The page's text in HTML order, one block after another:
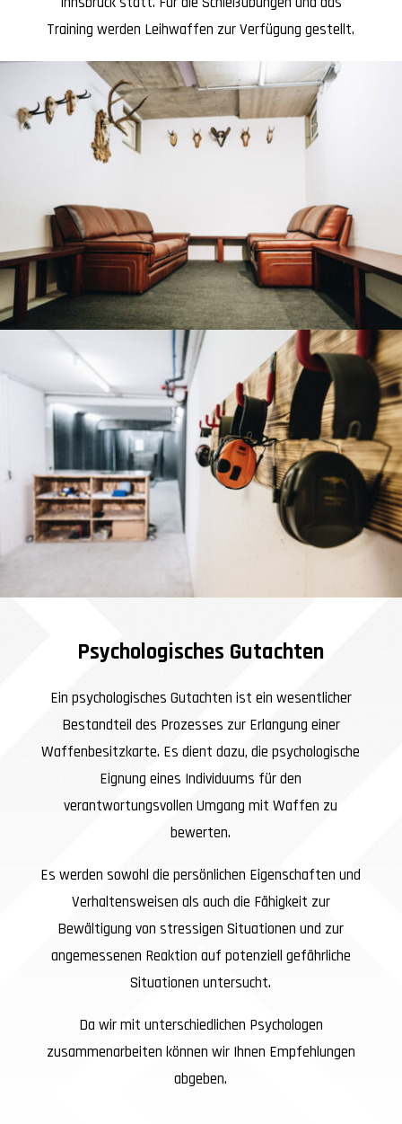
Training werden Leihwaffen zur Verfügung gestellt.
Psychologisches Gutachten
Ein psychologisches Gutachten ist ein wesentlicher
Bestandteil des Prozesses zur Erlangung einer
Waffenbesitzkarte. Es dient dazu, die psychologische
Eignung eines Individuums für den
verantwortungsvollen Umgang mit Waffen zu
bewerten.
Es werden sowohl die persönlichen Eigenschaften und
Verhaltensweisen als auch die Fähigkeit zur
Bewältigung von stressigen Situationen und zur
angemessenen Reaktion auf potenziell gefährliche
Situationen untersucht.
Da wir mit unterschiedlichen Psychologen
zusammenarbeiten können wir Ihnen Empfehlungen
abgeben.